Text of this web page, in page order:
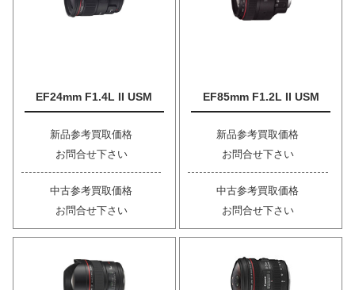
EF24mm F1.4L II USM
新品参考買取価格
お問合せ下さい
中古参考買取価格
お問合せ下さい
EF85mm F1.2L II USM
新品参考買取価格
お問合せ下さい
中古参考買取価格
お問合せ下さい